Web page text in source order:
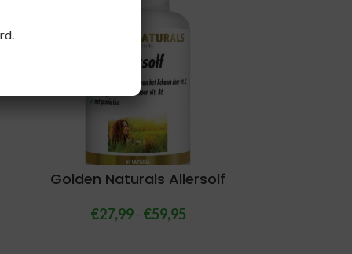
Golden Naturals Allersolf
€27,99- €59,95